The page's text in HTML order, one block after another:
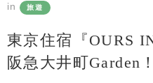
in 旅遊
東京住宿『OURS
阪急大井町Garden